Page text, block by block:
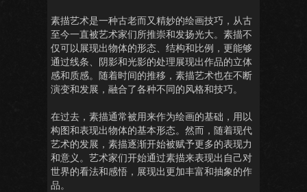
素描艺术是一种古老而又精妙的绘画技巧，从古
至今一直被艺术家们所推崇和发扬光大。素描不
仅可以展现出物体的形态、结构和比例，更能够
通过线条、阴影和光影的处理展现出作品的立体
感和质感。随着时间的推移，素描艺术也在不断
演变和发展，融合了各种不同的风格和技巧。
在过去，素描通常被用来作为绘画的基础，用以
构图和表现出物体的基本形态。然而，随着现代
艺术的发展，素描逐渐开始被赋予更多的表现力
和意义。艺术家们开始通过素描来表现出自己对
世界的看法和感悟，展现出更加丰富和抽象的作
品。